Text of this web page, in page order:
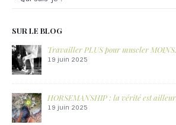
SUR LE BLOG
Approche (vraiment) GLOBALE
30 mai 2024
LES FORCES
pas vraiment correctif.